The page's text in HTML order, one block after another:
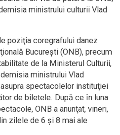
ministrului culturii Vlad
poziţia coregrafului danez
Bucureşti (ONB), precum
de la Ministerul Culturii,
ministrului Vlad
spectacolelor instituţiei
de biletele. După ce în luna
ONB a anunţat, vineri,
zilele de 6 şi 8 mai ale